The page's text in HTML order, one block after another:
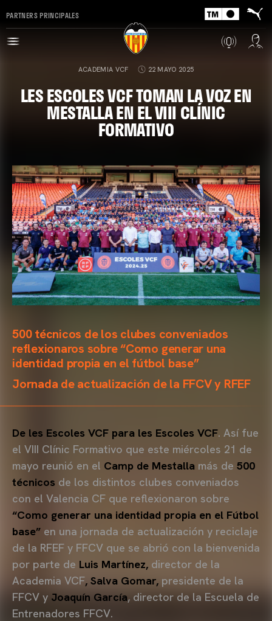
PARTNERS PRINCIPALES
ACADEMIA VCF 22 MAYO 2025
LES ESCOLES VCF TOMAN LA VOZ EN
MESTALLA EN EL VIII CLÍNIC
FORMATIVO
500 técnicos de los clubes conveniados
reflexionaros sobre “Como generar una
identidad propia en el fútbol base”
Jornada de actualización de la FFCV y RFEF
De les Escoles VCF para les Escoles VCF. Así fue
el VIII Clínic Formativo que este miércoles 21 de
mayo reunió en el Camp de Mestalla más de 500
técnicos de los distintos clubes conveniados
con el Valencia CF que reflexionaron sobre
“Como generar una identidad propia en el Fútbol
base” en una jornada de actualización y reciclaje
de la RFEF y FFCV que se abrió con la bienvenida
por parte de Luis Martínez, director de la
Academia VCF, Salva Gomar, presidente de la
FFCV y Joaquín García, director de la Escuela de
Entrenadores FFCV.